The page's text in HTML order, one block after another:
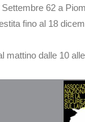
62 a
fino al 18
mattino dalle 10